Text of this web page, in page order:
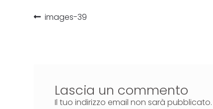
images-39
Lascia un commento
Il tuo indirizzo email non sarà pubblicato.